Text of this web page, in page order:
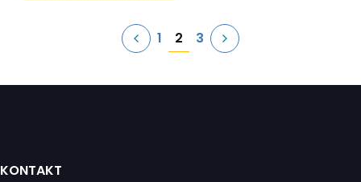
Seitennummerierung
1 2 3
KONTAKT